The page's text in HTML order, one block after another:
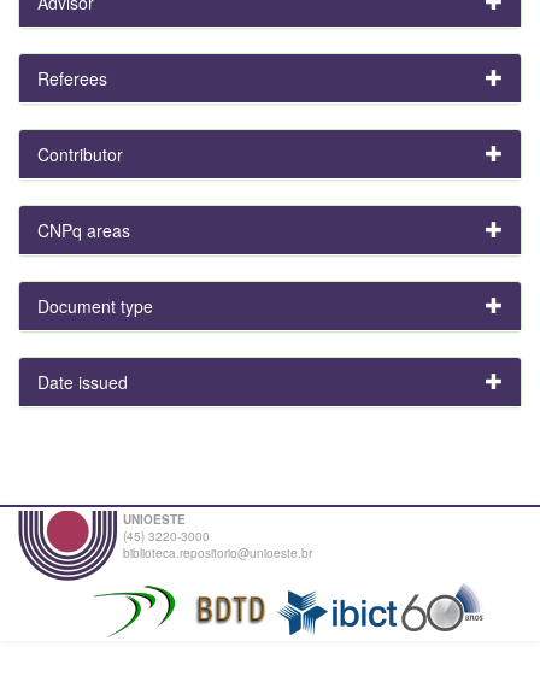
Referees
Contributor
CNPq areas
Document type
Date issued
UNIOESTE
(45) 3220-3000
biblioteca.repositorio@unioeste.br